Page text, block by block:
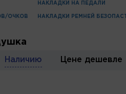
ОЧКОВ
НАКЛАДКИ НА ПЕДАЛИ
НАКЛАДКИ РЕМНЕЙ
Наличию Цене дешевле